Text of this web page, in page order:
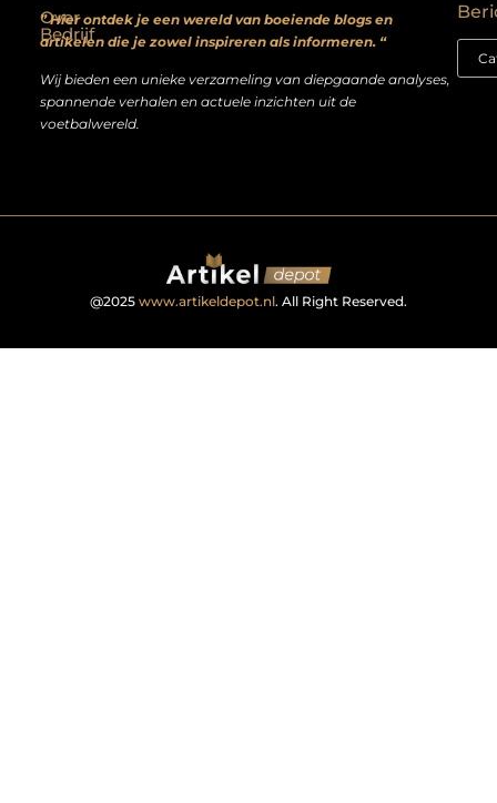
Over
Bedrijf
” Hier ontdek je een wereld van boeiende blogs en
artikelen die je zowel inspireren als informeren. “
Wij bieden een unieke verzameling van diepgaande analyses,
spannende verhalen en actuele inzichten uit de
voetbalwereld.
@2025 www.artikeldepot.nl. All Right Reserved.